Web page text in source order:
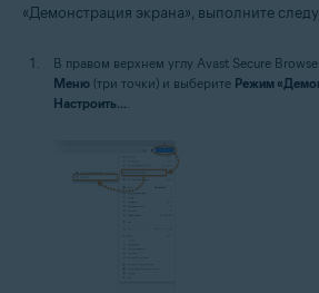
«Демонстрация экрана», выполните
В правом верхнем углу Avast Secure
Меню (три точки) и выберите Режим
Настроить...